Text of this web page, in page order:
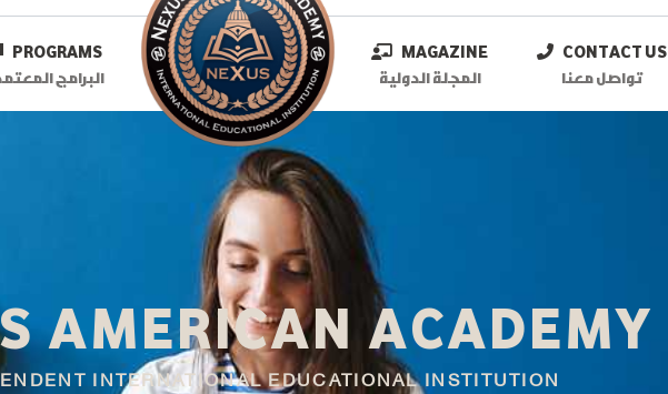
PROGRAMS
البرامج
MAGAZINE
المجلة الدولية
CONTACT US
تواصل معنا
AMERICAN ACADEMY
INTERNATIONAL EDUCATIONAL INSTITUTION